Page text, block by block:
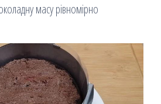
масу рівномірно